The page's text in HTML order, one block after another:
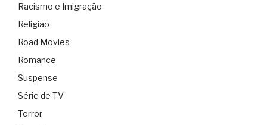
Racismo e Imigração
Religião
Road Movies
Romance
Suspense
Série de TV
Terror